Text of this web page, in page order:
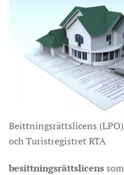
Beittningsrättslicens
och Turistregistret RTA
besittningsrättslicens